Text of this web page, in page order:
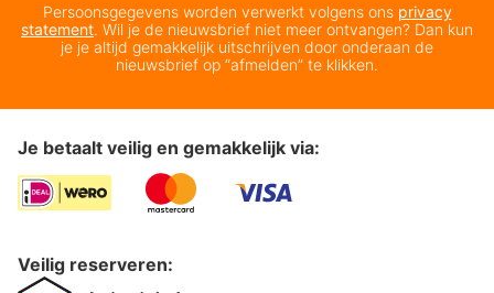
Persoonsgegevens worden verwerkt volgens ons privacy
statement. Wil je de nieuwsbrief niet meer ontvangen? Dan kun
je je altijd gemakkelijk uitschrijven door onderaan de
nieuwsbrief op “afmelden” te klikken.
Je betaalt veilig en gemakkelijk via:
Veilig reserveren: